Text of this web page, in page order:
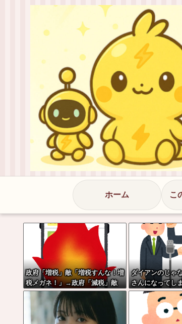
ホーム こ
政府「増税」敵「増税すんな！増
税メガネ！」→政府「減税」敵
「減税すんな！社会保障どうな
ダイアンのじゃ
さんになってし
事実←これ